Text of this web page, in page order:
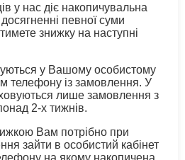
у нас діє накопичувальна
певної суми
знижку на наступні
у Вашому особистому
телефону із замовлення. У
лише замовлення з
2-х тижнів.
Вам потрібно при
зайти в особистий кабінет
на якому накопичена